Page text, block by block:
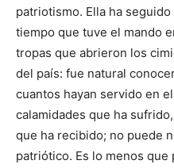
patriotismo. Ella ha
tiempo que tuve el mando
tropas que abrieron los
del país: fue natural
cuantos hayan servido en
calamidades que ha
que ha recibido; no puede
patriótico. Es lo menos